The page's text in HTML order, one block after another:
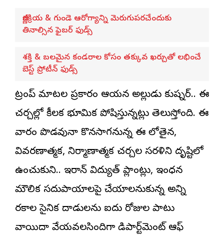
జీర్ణక్రియ & గుండె ఆరోగ్యాన్ని మెరుగుపరచేందుకు
తినాల్సిన ఫైబర్ ఫుడ్స్
శక్తి & బలమైన కండరాల కోసం తక్కువ ఖర్చుతో లభించే
బెస్ట్ ప్రోటీన్ ఫుడ్స్
ట్రంప్ మాటల ప్రకారం ఆయన అల్లుడు కుష్నర్.. ఈ
చర్చల్లో కీలక భూమిక పోషిస్తున్నట్లు తెలుస్తోంది. ఈ
వారం పొడవునా కొనసాగనున్న ఈ లోతైన,
వివరణాత్మక, నిర్మాణాత్మక చర్చల సరళిని దృష్టిలో
ఉంచుకుని.. ఇరాన్ విద్యుత్ ప్లాంట్లు, ఇంధన
మౌలిక సదుపాయాలపై చేయాలనుకున్న అన్ని
రకాల సైనిక దాడులను ఐదు రోజుల పాటు
వాయిదా వేయవలసిందిగా డిపార్ట్‌మెంట్ ఆఫ్